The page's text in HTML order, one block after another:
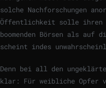
solche Nachforschungen
Öffentlichkeit solle ihren
boomenden Börsen als
scheint indes
Denn bei all den
klar: Für weibliche Opfer